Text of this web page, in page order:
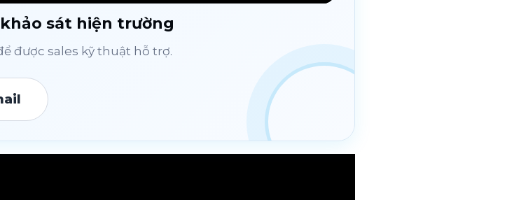
sát hiện trường
được sales kỹ thuật hỗ trợ.